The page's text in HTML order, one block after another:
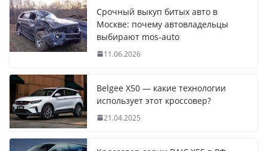
Срочный выкуп битых авто в
Москве: почему автовладельцы
выбирают mos-auto
11.06.2026
Belgee X50 — какие технологии
использует этот кроссовер?
21.04.2025